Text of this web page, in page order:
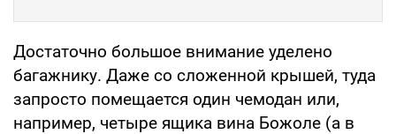
Достаточно большое внимание уделено
багажнику. Даже со сложенной крышей, туда
запросто помещается один чемодан или,
например, четыре ящика вина Божоле (а в